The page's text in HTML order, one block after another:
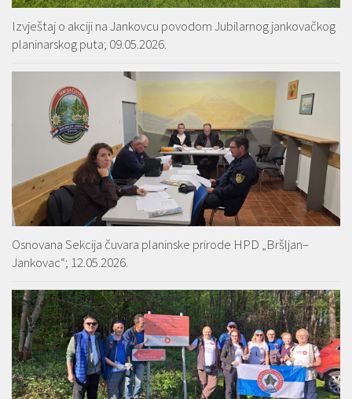
Izvještaj o akciji na Jankovcu povodom Jubilarnog jankovačkog
planinarskog puta; 09.05.2026.
Osnovana Sekcija čuvara planinske prirode HPD „Bršljan–
Jankovac“; 12.05.2026.